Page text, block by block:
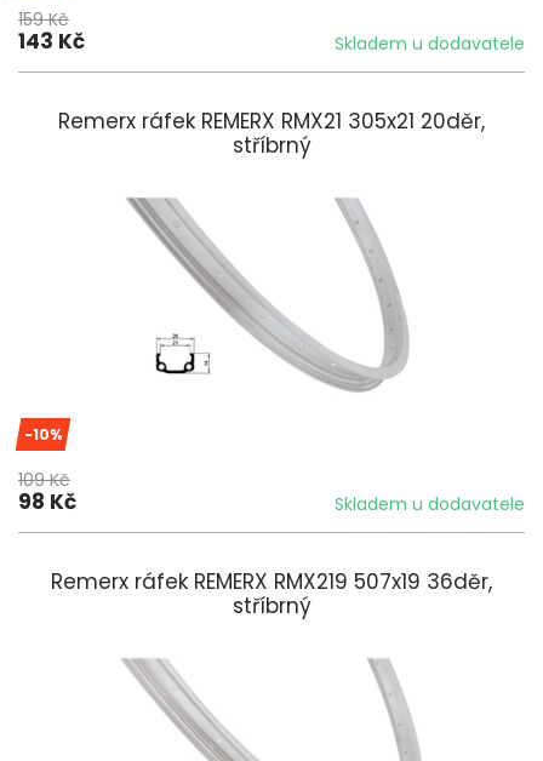
159 Kč
143 Kč Skladem u dodavatele
Remerx ráfek REMERX RMX21 305x21 20děr,
stříbrný
-10%
109 Kč
98 Kč Skladem u dodavatele
Remerx ráfek REMERX RMX219 507x19 36děr,
stříbrný